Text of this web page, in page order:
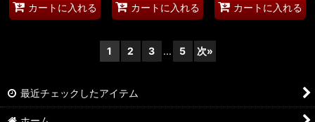
カートに入れる カートに入れる カートに入れる
1 2 3 ... 5 次»
最近チェックしたアイテム